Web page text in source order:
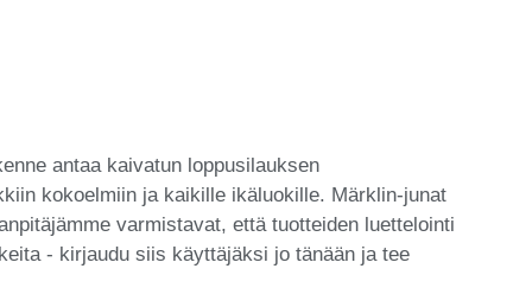
antaa kaivatun loppusilauksen
kokoelmiin ja kaikille ikäluokille. Märklin-junat
varmistavat, että tuotteiden luettelointi
- kirjaudu siis käyttäjäksi jo tänään ja tee